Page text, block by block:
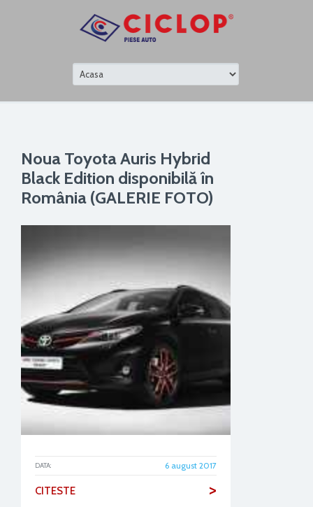
Noua Toyota Auris Hybrid
Black Edition disponibilă în
România (GALERIE FOTO)
DATA: 6 august 2017
CITESTE >